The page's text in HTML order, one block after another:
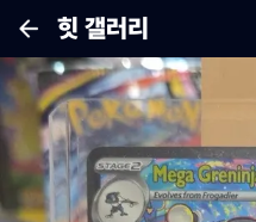
힛 갤러리